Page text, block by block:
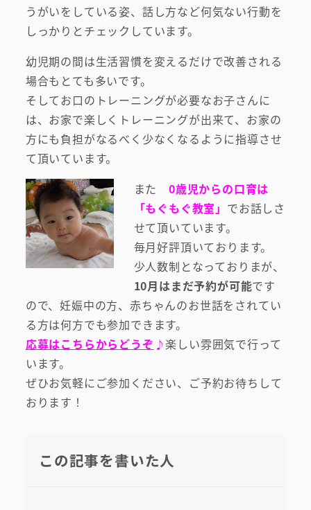
うがいをしている姿、話し方など何気ない行動を
しっかりとチェックしています。
幼児期の間は生活習慣を変えるだけで改善される
場合もとても多いです。
そしてお口のトレーニングが必要なお子さんに
は、お家で楽しくトレーニングが出来て、お家の
方にも負担がなるべく少なくなるように指導させ
て頂いています。
また 0歳児からの口育は
「もぐもぐ教室」 でお話しさ
せて頂いています。
毎月好評頂いております。
少人数制となっておりまが、
10月はまだ予約が可能です
ので、妊娠中の方、赤ちゃんのお世話をされてい
る方は何方でも参加できます。
応募はこちらからどうぞ ♪楽しい雰囲気で行って
います。
ぜひお気軽にご参加ください、ご予約お待ちして
おります！
この記事を書いた人